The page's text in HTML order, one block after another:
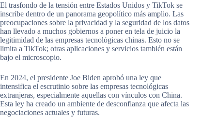
El trasfondo de la tensión entre Estados Unidos y TikTok se
inscribe dentro de un panorama geopolítico más amplio. Las
preocupaciones sobre la privacidad y la seguridad de los datos
han llevado a muchos gobiernos a poner en tela de juicio la
legitimidad de las empresas tecnológicas chinas. Esto no se
limita a TikTok; otras aplicaciones y servicios también están
bajo el microscopio.
En 2024, el presidente Joe Biden aprobó una ley que
intensifica el escrutinio sobre las empresas tecnológicas
extranjeras, especialmente aquellas con vínculos con China.
Esta ley ha creado un ambiente de desconfianza que afecta las
negociaciones actuales y futuras.